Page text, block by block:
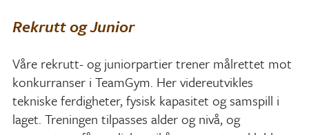
Rekrutt og Junior
Våre rekrutt- og juniorpartier trener målrettet mot
konkurranser i TeamGym. Her videreutvikles
tekniske ferdigheter, fysisk kapasitet og samspill i
laget. Treningen tilpasses alder og nivå, og